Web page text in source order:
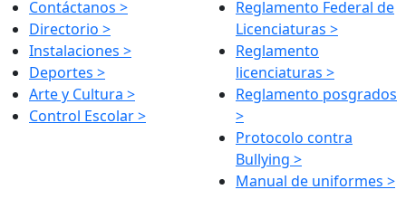
Contáctanos >
Directorio >
Instalaciones >
Deportes >
Arte y Cultura >
Control Escolar >
Reglamento Federal de
Licenciaturas >
Reglamento
licenciaturas >
Reglamento posgrados
>
Protocolo contra
Bullying >
Manual de uniformes >